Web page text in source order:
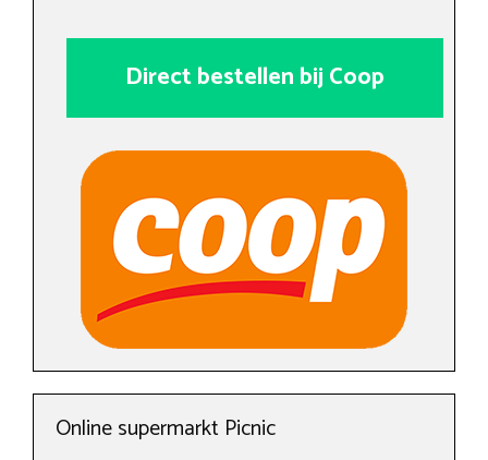
Direct bestellen bij Coop
Online supermarkt Picnic